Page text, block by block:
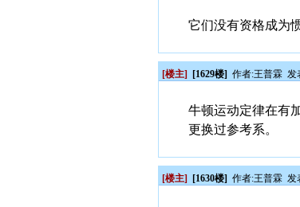
它们没有资格成为
[楼主] [1629楼] 作者:王普霖 发
牛顿运动定律在有
更换过参考系。
[楼主] [1630楼] 作者:王普霖 发